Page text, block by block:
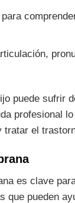
puede sufrir
profesional
tratar el
es clave
que pueden